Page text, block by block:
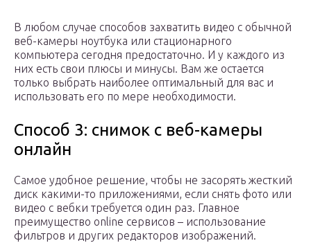
В любом случае способов захватить видео с обычной
веб-камеры ноутбука или стационарного
компьютера сегодня предостаточно. И у каждого из
них есть свои плюсы и минусы. Вам же остается
только выбрать наиболее оптимальный для вас и
использовать его по мере необходимости.
Способ 3: снимок с веб-камеры
онлайн
Самое удобное решение, чтобы не засорять жесткий
диск какими-то приложениями, если снять фото или
видео с вебки требуется один раз. Главное
преимущество online сервисов – использование
фильтров и других редакторов изображений.